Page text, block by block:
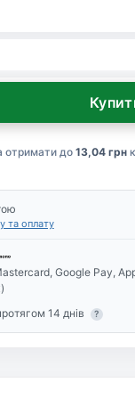
отримати до 13,04 грн
та оплату
Google Pay,
14 днів
?